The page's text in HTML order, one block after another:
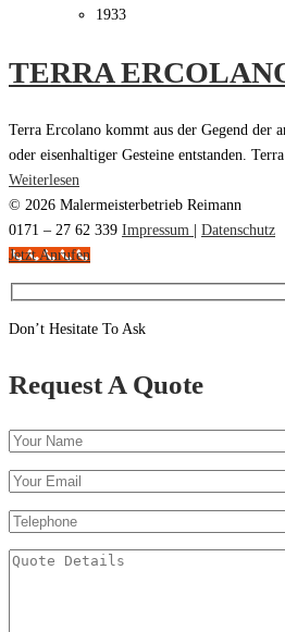
1933
TERRA
Terra Ercolano kommt aus der Gegend der
oder eisenhaltiger Gesteine entstanden.
Weiterlesen
© 2026 Malermeisterbetrieb Reimann
0171 – 27 62 339 Impressum
Datenschutz
Jetzt Anrufen
Don’t Hesitate To Ask
Request A Quote